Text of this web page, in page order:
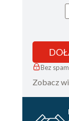
Bez
Zobacz